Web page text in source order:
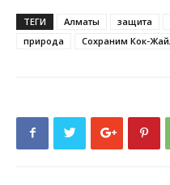
ТЕГИ Алматы защита
природа
Сохраним Кок-